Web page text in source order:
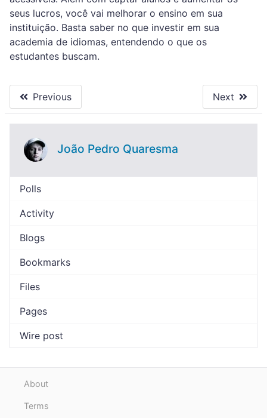
seus lucros, você vai melhorar o ensino em sua
instituição. Basta saber no que investir em sua
academia de idiomas, entendendo o que os
estudantes buscam.
Previous Next
João Pedro Quaresma
Polls
Activity
Blogs
Bookmarks
Files
Pages
Wire post
About
Terms